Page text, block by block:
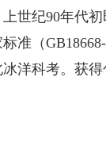
世纪90年代
准（
洋科考。获